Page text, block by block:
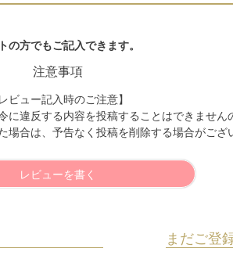
の方でもご記入できます。
注意事項
レビュー記入時のご注意】
違反する内容を投稿することはできません
場合は、予告なく投稿を削除する場合がござ
レビューを書く
まだご登